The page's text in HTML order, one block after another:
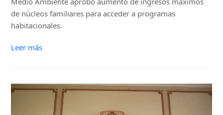
de núcleos familiares para acceder a programas
habitacionales.
Leer más